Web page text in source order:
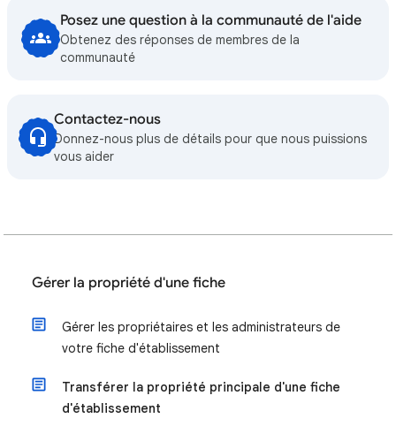
Posez une question à la communauté de l'aide
Obtenez des réponses de membres de la
communauté
Contactez-nous
Donnez-nous plus de détails pour que nous puissions
vous aider
Gérer la propriété d'une fiche
Gérer les propriétaires et les administrateurs de
votre fiche d'établissement
Transférer la propriété principale d'une fiche
d'établissement